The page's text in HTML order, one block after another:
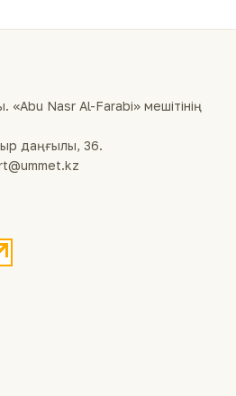
«Abu Nasr Al-Farabi» мешітінің
даңғылы, 36.